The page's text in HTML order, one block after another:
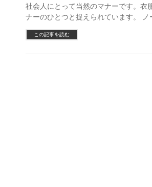
社会人にとって当然のマナーです。衣
ナーのひとつと捉えられています。
この記事を読む